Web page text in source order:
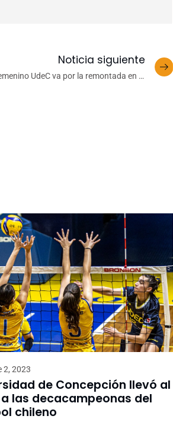
Noticia siguiente
UdeC va por la remontada en la
2, 2023
de Concepción llevó al
las decacampeonas del
chileno